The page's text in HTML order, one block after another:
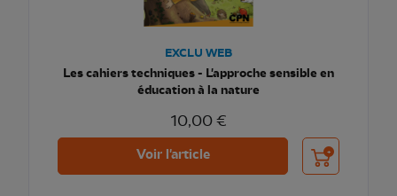
EXCLU WEB
Les cahiers techniques - L'approche sensible en
éducation à la nature
10,00 €
Voir l'article Ajouter au